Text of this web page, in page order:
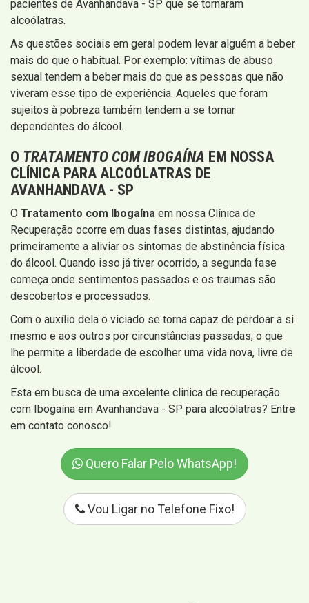
pacientes de Avanhandava - SP que se tornaram
alcoólatras.
As questões sociais em geral podem levar alguém a beber
mais do que o habitual. Por exemplo: vítimas de abuso
sexual tendem a beber mais do que as pessoas que não
viveram esse tipo de experiência. Aqueles que foram
sujeitos à pobreza também tendem a se tornar
dependentes do álcool.
O TRATAMENTO COM IBOGAÍNA EM NOSSA
CLÍNICA PARA ALCOÓLATRAS DE
AVANHANDAVA - SP
O Tratamento com Ibogaína em nossa Clínica de
Recuperação ocorre em duas fases distintas, ajudando
primeiramente a aliviar os sintomas de abstinência física
do álcool. Quando isso já tiver ocorrido, a segunda fase
começa onde sentimentos passados e os traumas são
descobertos e processados.
Com o auxílio dela o viciado se torna capaz de perdoar a si
mesmo e aos outros por circunstâncias passadas, o que
lhe permite a liberdade de escolher uma vida nova, livre de
álcool.
Esta em busca de uma excelente clinica de recuperação
com Ibogaína em Avanhandava - SP para alcoólatras? Entre
em contato conosco!
Quero Falar Pelo WhatsApp!
Vou Ligar no Telefone Fixo!